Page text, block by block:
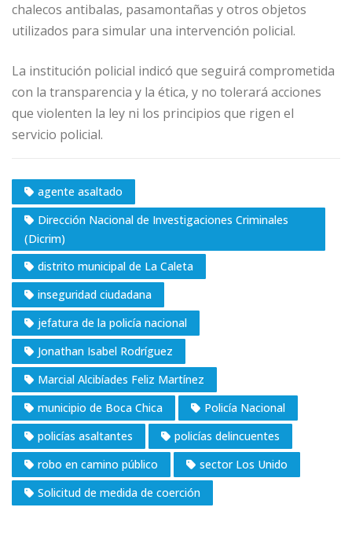
chalecos antibalas, pasamontañas y otros objetos
utilizados para simular una intervención policial.
La institución policial indicó que seguirá comprometida
con la transparencia y la ética, y no tolerará acciones
que violenten la ley ni los principios que rigen el
servicio policial.
agente asaltado
Dirección Nacional de Investigaciones Criminales
(Dicrim)
distrito municipal de La Caleta
inseguridad ciudadana
jefatura de la policía nacional
Jonathan Isabel Rodríguez
Marcial Alcibíades Feliz Martínez
municipio de Boca Chica
Policía Nacional
policías asaltantes
policías delincuentes
robo en camino público
sector Los Unido
Solicitud de medida de coerción